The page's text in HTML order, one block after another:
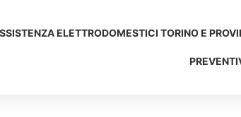
ELETTRODOMESTICI TORINO E